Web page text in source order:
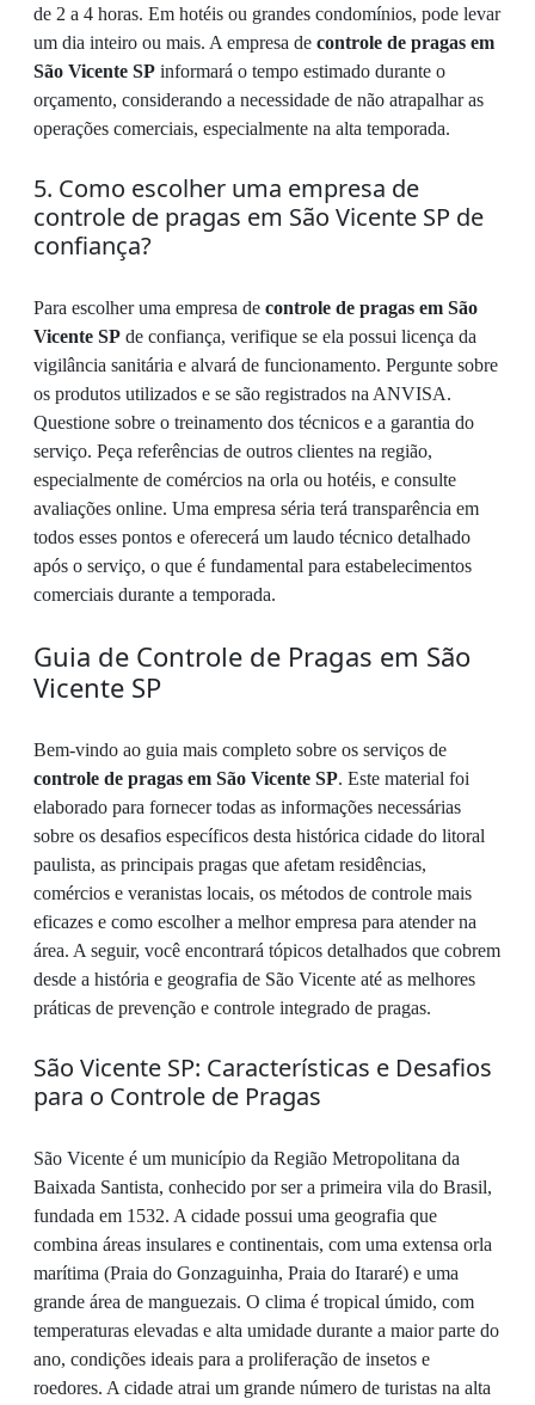
de 2 a 4 horas. Em hotéis ou grandes condomínios, pode levar
um dia inteiro ou mais. A empresa de controle de pragas em
São Vicente SP informará o tempo estimado durante o
orçamento, considerando a necessidade de não atrapalhar as
operações comerciais, especialmente na alta temporada.
5. Como escolher uma empresa de
controle de pragas em São Vicente SP de
confiança?
Para escolher uma empresa de controle de pragas em São
Vicente SP de confiança, verifique se ela possui licença da
vigilância sanitária e alvará de funcionamento. Pergunte sobre
os produtos utilizados e se são registrados na ANVISA.
Questione sobre o treinamento dos técnicos e a garantia do
serviço. Peça referências de outros clientes na região,
especialmente de comércios na orla ou hotéis, e consulte
avaliações online. Uma empresa séria terá transparência em
todos esses pontos e oferecerá um laudo técnico detalhado
após o serviço, o que é fundamental para estabelecimentos
comerciais durante a temporada.
Guia de Controle de Pragas em São
Vicente SP
Bem-vindo ao guia mais completo sobre os serviços de
controle de pragas em São Vicente SP. Este material foi
elaborado para fornecer todas as informações necessárias
sobre os desafios específicos desta histórica cidade do litoral
paulista, as principais pragas que afetam residências,
comércios e veranistas locais, os métodos de controle mais
eficazes e como escolher a melhor empresa para atender na
área. A seguir, você encontrará tópicos detalhados que cobrem
desde a história e geografia de São Vicente até as melhores
práticas de prevenção e controle integrado de pragas.
São Vicente SP: Características e Desafios
para o Controle de Pragas
São Vicente é um município da Região Metropolitana da
Baixada Santista, conhecido por ser a primeira vila do Brasil,
fundada em 1532. A cidade possui uma geografia que
combina áreas insulares e continentais, com uma extensa orla
marítima (Praia do Gonzaguinha, Praia do Itararé) e uma
grande área de manguezais. O clima é tropical úmido, com
temperaturas elevadas e alta umidade durante a maior parte do
ano, condições ideais para a proliferação de insetos e
roedores. A cidade atrai um grande número de turistas na alta